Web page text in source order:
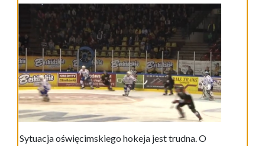
Sytuacja oświęcimskiego hokeja jest trudna. O